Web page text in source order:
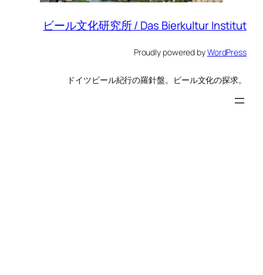
ビール文化研究所 / Das Bierkultur Institut
Proudly powered byWordPress
ドイツビール紀行の羅針盤。ビール文化の探求。